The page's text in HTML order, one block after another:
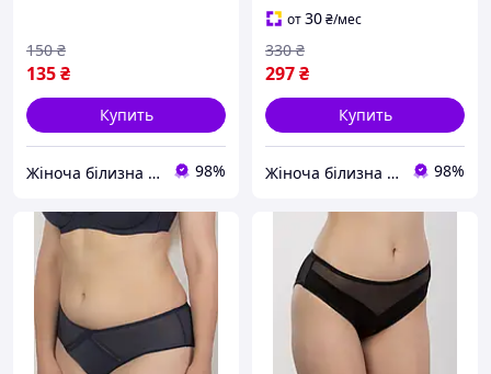
135₴
150 ₴
Купить
Жіноча білизна "Lingerie-opt" 98%
от30₴/мес
297₴
330 ₴
Купить
Жіноча білизна "Lingerie-opt" 98%